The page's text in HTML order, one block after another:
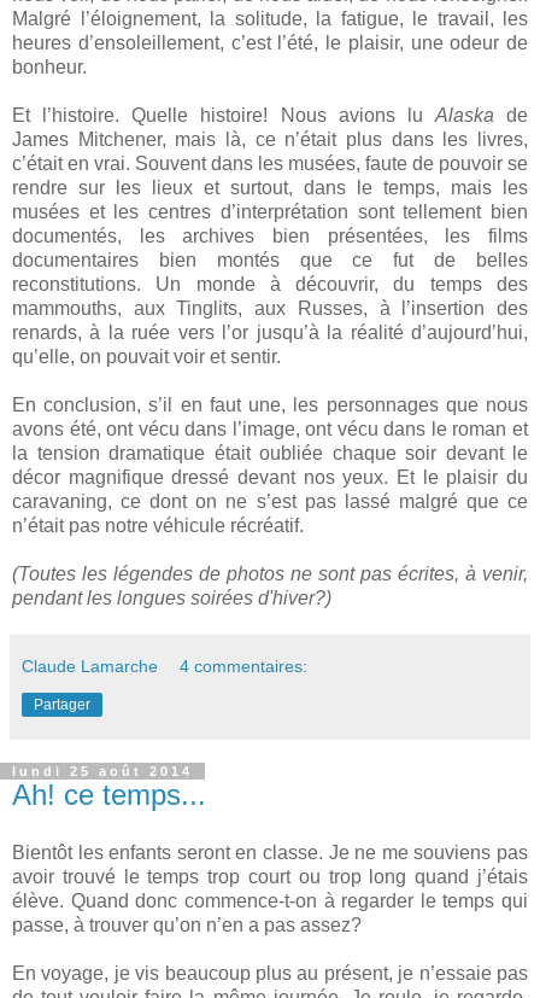
Malgré l’éloignement, la solitude, la fatigue, le travail, les
heures d’ensoleillement, c’est l’été, le plaisir, une odeur de
bonheur.
Et l’histoire. Quelle histoire! Nous avions lu Alaska de
James Mitchener, mais là, ce n’était plus dans les livres,
c’était en vrai. Souvent dans les musées, faute de pouvoir se
rendre sur les lieux et surtout, dans le temps, mais les
musées et les centres d’interprétation sont tellement bien
documentés, les archives bien présentées, les films
documentaires bien montés que ce fut de belles
reconstitutions. Un monde à découvrir, du temps des
mammouths, aux Tinglits, aux Russes, à l’insertion des
renards, à la ruée vers l’or jusqu’à la réalité d’aujourd’hui,
qu’elle, on pouvait voir et sentir.
En conclusion, s’il en faut une, les personnages que nous
avons été, ont vécu dans l’image, ont vécu dans le roman et
la tension dramatique était oubliée chaque soir devant le
décor magnifique dressé devant nos yeux. Et le plaisir du
caravaning, ce dont on ne s’est pas lassé malgré que ce
n’était pas notre véhicule récréatif.
(Toutes les légendes de photos ne sont pas écrites, à venir,
pendant les longues soirées d'hiver?)
Claude Lamarche 4 commentaires:
Partager
lundi 25 août 2014
Ah! ce temps...
Bientôt les enfants seront en classe. Je ne me souviens pas
avoir trouvé le temps trop court ou trop long quand j’étais
élève. Quand donc commence-t-on à regarder le temps qui
passe, à trouver qu’on n’en a pas assez?
En voyage, je vis beaucoup plus au présent, je n’essaie pas